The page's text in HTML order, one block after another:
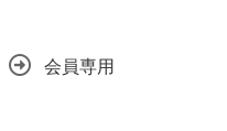
会員専用